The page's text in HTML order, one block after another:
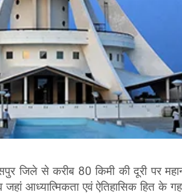
जिले से करीब 80 किमी की दूरी पर
आध्यात्मिकता एवं ऐतिहासिक हित के